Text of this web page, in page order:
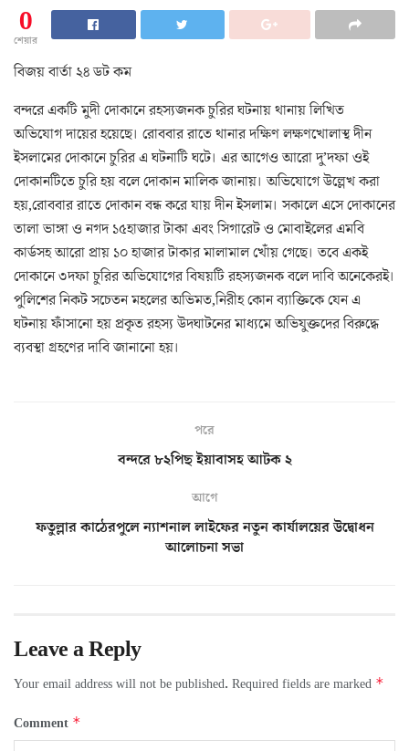
0
শেয়ার
বিজয় বার্তা ২৪ ডট কম
বন্দরে একটি মুদী দোকানে রহস্যজনক চুরির ঘটনায় থানায় লিখিত
অভিযোগ দায়ের হয়েছে। রোববার রাতে থানার দক্ষিণ লক্ষণখোলাস্থ দীন
ইসলামের দোকানে চুরির এ ঘটনাটি ঘটে। এর আগেও আরো দু’দফা ওই
দোকানটিতে চুরি হয় বলে দোকান মালিক জানায়। অভিযোগে উল্লেখ করা
হয়,রোববার রাতে দোকান বন্ধ করে যায় দীন ইসলাম। সকালে এসে দোকানের
তালা ভাঙ্গা ও নগদ ১৫হাজার টাকা এবং সিগারেট ও মোবাইলের এমবি
কার্ডসহ আরো প্রায় ১০ হাজার টাকার মালামাল খোঁয় গেছে। তবে একই
দোকানে ৩দফা চুরির অভিযোগের বিষয়টি রহস্যজনক বলে দাবি অনেকেরই।
পুলিশের নিকট সচেতন মহলের অভিমত,নিরীহ কোন ব্যাক্তিকে যেন এ
ঘটনায় ফাঁসানো হয় প্রকৃত রহস্য উদঘাটনের মাধ্যমে অভিযুক্তদের বিরুদ্ধে
ব্যবস্থা গ্রহণের দাবি জানানো হয়।
পরে
বন্দরে ৮২পিছ ইয়াবাসহ আটক ২
আগে
ফতুল্লার কাঠেরপুলে ন্যাশনাল লাইফের নতুন কার্যালয়ের উদ্বোধন
আলোচনা সভা
Leave a Reply
Your email address will not be published. Required fields are marked *
Comment *